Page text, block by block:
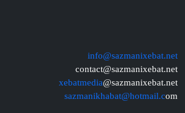
info@sazmanixebat.net
contact@sazmanixebat.net
xebatmedia@sazmanixebat.net
sazmanikhabat@hotmail.com